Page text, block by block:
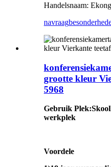
Handelsnaam:
navraag
grootte kleur
5968
Gebruik Plek:
werkplek
Voordele